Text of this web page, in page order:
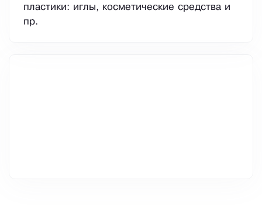
пластики: иглы, косметические средства и
пр.